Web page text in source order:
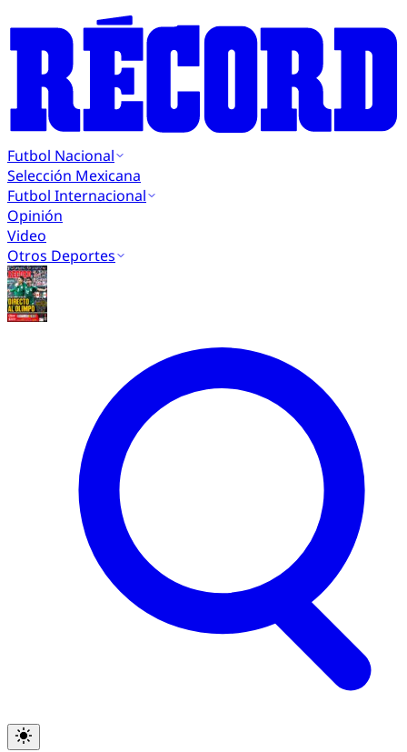
Futbol Nacional
Selección Mexicana
Futbol Internacional
Opinión
Video
Otros Deportes